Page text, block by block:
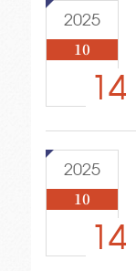
2025
10
14
2025
10
14